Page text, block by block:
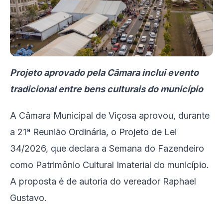
Projeto aprovado pela Câmara inclui evento
tradicional entre bens culturais do município
A Câmara Municipal de Viçosa aprovou, durante
a 21ª Reunião Ordinária, o Projeto de Lei
34/2026, que declara a Semana do Fazendeiro
como Patrimônio Cultural Imaterial do município.
A proposta é de autoria do vereador Raphael
Gustavo.